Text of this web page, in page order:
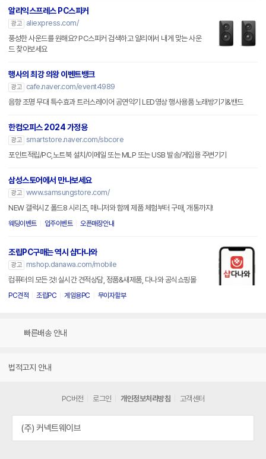
알리익스프레스 PC스피커
광고
aliexpress.com/
풍성한 사운드를 원해요? PC스피커 검색하고 알리에서 내게 맞는 사운
드 찾아보세요
행사의 최강 의왕 이벤트뱅크
광고
cafe.naver.com/event4989
음향 조명 무대 특수효과 트러스레이어 공연악기 LED영상 행사용품 노래방기기&밴드
한컴오피스 2024 가정용
광고 smartstore.naver.com/sbcore
포인트적립/PC,노트북 설치/이메일 또는 MLP 또는 USB 발송/게임용 주변기기
삼성스토어에서 만나보세요
광고 www.samsungstore.com/
NEW 갤럭시Z 폴드8 시리즈, 매니저와 함께 제품 체험부터 구매, 개통까지!
웨딩이벤트 입주이벤트 오픈매장안내
조립PC구매는 역시 샵다나와
광고
mshop.danawa.com/mobile
컴퓨터의 모든 것! 실시간 견적상담, 정품&새제품, 다나와 공식쇼핑몰
PC견적 조립PC 게임용PC 무이자할부
빠른배송 안내
법적고지 안내
PC버전 로그인 개인정보처리방침 고객센터
(주) 커넥트웨이브